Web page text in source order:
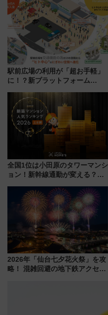
を満喫しよう
駅前広場の利用が「超お手軽」
に！？新プラットフォーム
マホで簡単申請 物販や演奏会な
どに【JR東日本】
全国1位は小田原のタワーマンシ
ョン！新幹線通勤が変える？
【新築マンション人気ランキン
グ】
2026年「仙台七夕花火祭」を攻
略！ 混雑回避の地下鉄アクセス